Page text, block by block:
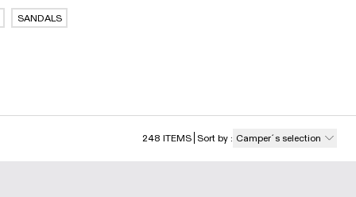
SANDALS
248 ITEMS Sort by : Camper´s selection